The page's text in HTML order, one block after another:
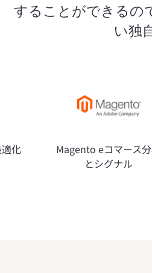
することができるの
い独
化
Magento eコマース
とシグナル